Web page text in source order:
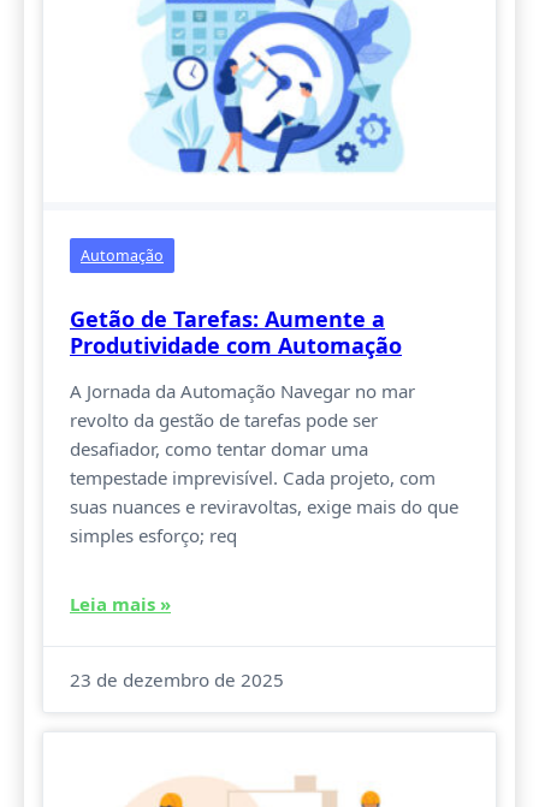
Automação
Getão de Tarefas: Aumente a
Produtividade com Automação
A Jornada da Automação Navegar no mar
revolto da gestão de tarefas pode ser
desafiador, como tentar domar uma
tempestade imprevisível. Cada projeto, com
suas nuances e reviravoltas, exige mais do que
simples esforço; req
Leia mais »
23 de dezembro de 2025